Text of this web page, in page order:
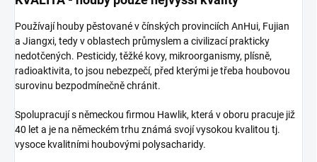
Používají houby pěstované v čínských provinciích AnHui, Fujian
a Jiangxi, tedy v oblastech průmyslem a civilizací prakticky
nedotčených. Pesticidy, těžké kovy, mikroorganismy, plísně,
radioaktivita, to jsou nebezpečí, před kterými je třeba houbovou
surovinu bezpodmínečně chránit.
Spolupracují s německou firmou Hawlik, která v oboru pracuje již
40 let a je na německém trhu známá svojí vysokou kvalitou tj.
vysoce kvalitními houbovými polysacharidy.